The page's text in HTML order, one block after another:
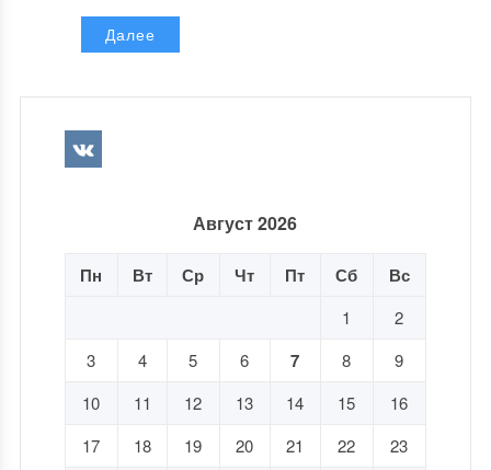
Далее
Август 2026
Пн Вт Ср Чт Пт Сб Вс
1
2
3
4 5 6 7 8
9
10
11 12 13 14 15
16
17
18 19 20 21 22
23